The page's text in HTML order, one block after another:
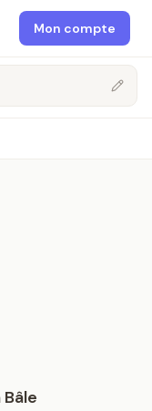
Mon compte
Bâle